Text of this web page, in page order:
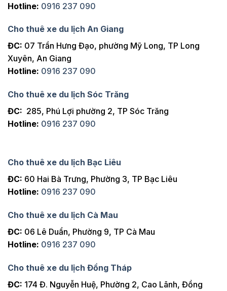
Hotline: 0916 237 090
Cho thuê xe du lịch An Giang
ĐC: 07 Trần Hưng Đạo, phường Mỹ Long, TP Long
Xuyên, An Giang
Hotline: 0916 237 090
Cho thuê xe du lịch Sóc Trăng
ĐC: 285, Phú Lợi phường 2, TP Sóc Trăng
Hotline: 0916 237 090
Cho thuê xe du lịch Bạc Liêu
ĐC: 60 Hai Bà Trưng, Phường 3, TP Bạc Liêu
Hotline: 0916 237 090
Cho thuê xe du lịch Cà Mau
ĐC: 06 Lê Duẩn, Phường 9, TP Cà Mau
Hotline: 0916 237 090
Cho thuê xe du lịch Đồng Tháp
ĐC: 174 Đ. Nguyễn Huệ, Phường 2, Cao Lãnh, Đồng